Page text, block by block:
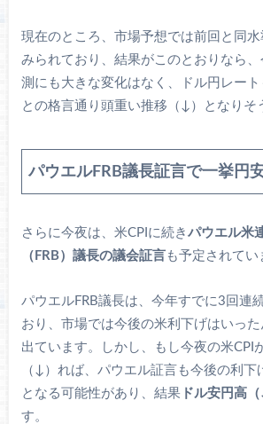
現在のところ、市場予想では前回と同水
みられており、結果がこのとおりなら
測にも大きな変化はなく、ドル円レート
との格言通り頭重い推移（↓）となりそ
パウエルFRB議長証言で一挙円
さらに今夜は、米CPIに続き パウエル米
（FRB）議長の議会証言 も予定されてい
パウエルFRB議長は、今年すでに3回連
おり、市場では今後の米利下げはいっ
出ています。しかし、もし今夜の米CPI
（↓）れば、パウエル証言も今後の利下
となる可能性があり、結果ドル安円高（
す。